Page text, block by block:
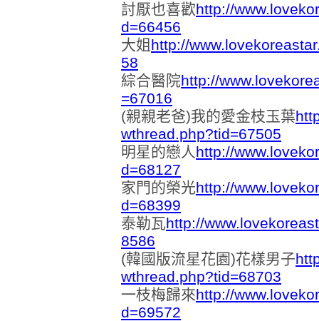
討厭也喜歡http://
d=66456
大姐 http://
58
綜合醫院http://
=67016
(親親老爸)我的愛金枝玉葉
wthread.php?tid=67505
明星的戀人http://
d=68127
家門的榮光http://
d=68399
泰勒瓦http://
8586
(韓國版流星花園)花樣男子
wthread.php?tid=68703
一枝梅歸來http://
d=69572